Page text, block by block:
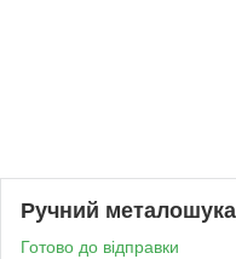
Ручний
Готово до відправки